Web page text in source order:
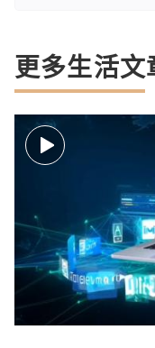
更多生活文